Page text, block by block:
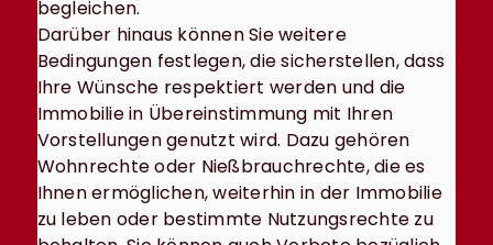
begleichen.
Darüber hinaus können Sie weitere
Bedingungen festlegen, die sicherstellen, dass
Ihre Wünsche respektiert werden und die
Immobilie in Übereinstimmung mit Ihren
Vorstellungen genutzt wird. Dazu gehören
Wohnrechte oder Nießbrauchrechte, die es
Ihnen ermöglichen, weiterhin in der Immobilie
zu leben oder bestimmte Nutzungsrechte zu